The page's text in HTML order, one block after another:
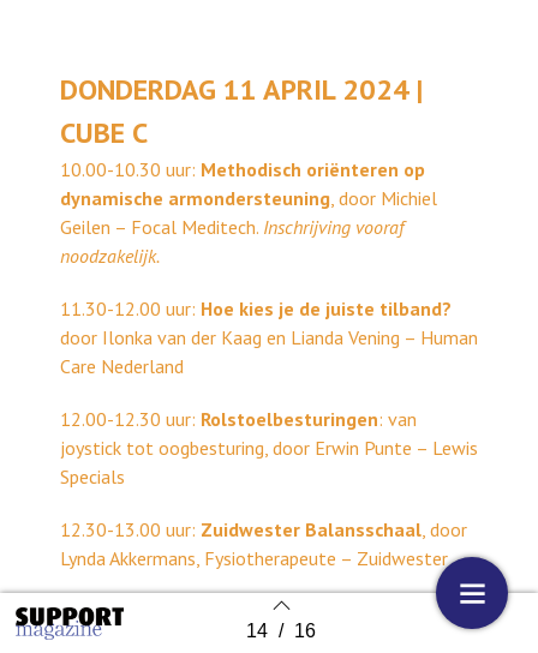
Back to index 14 / 16
DONDERDAG 11 APRIL 2024 |
CUBE C
10.00-10.30 uur: Methodisch oriënteren op
dynamische armondersteuning, door Michiel
Geilen – Focal Meditech. Inschrijving vooraf
noodzakelijk.
11.30-12.00 uur: Hoe kies je de juiste tilband?
door Ilonka van der Kaag en Lianda Vening – Human
Care Nederland
12.00-12.30 uur: Rolstoelbesturingen: van
joystick tot oogbesturing, door Erwin Punte – Lewis
Specials
12.30-13.00 uur: Zuidwester Balansschaal, door
Lynda Akkermans, Fysiotherapeute – Zuidwester
13.00-13.30 uur: Contact maken met Crdl
, door
Esther van Keulen-Visser – Crdl